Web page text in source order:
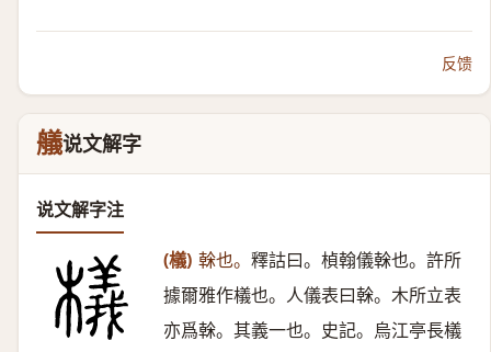
反馈
艤说文解字
说文解字注
(檥) 榦也。 釋詁曰。楨翰儀榦也。許所
據爾雅作檥也。人儀表曰榦。木所立表
亦爲榦。其義一也。史記。烏江亭長檥